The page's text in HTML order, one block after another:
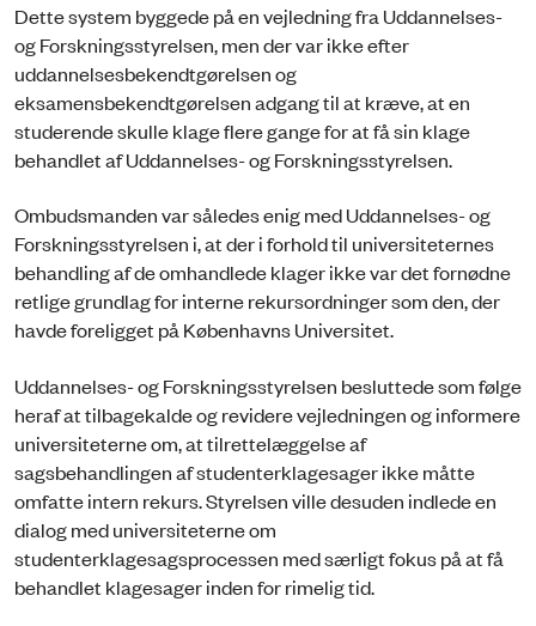
Dette system byggede på en vejledning fra Uddannelses-
og Forskningsstyrelsen, men der var ikke efter
uddannelsesbekendtgørelsen og
eksamensbekendtgørelsen adgang til at kræve, at en
studerende skulle klage flere gange for at få sin klage
behandlet af Uddannelses- og Forskningsstyrelsen.
Ombudsmanden var således enig med Uddannelses- og
Forskningsstyrelsen i, at der i forhold til universiteternes
behandling af de omhandlede klager ikke var det fornødne
retlige grundlag for interne rekursordninger som den, der
havde foreligget på Københavns Universitet.
Uddannelses- og Forskningsstyrelsen besluttede som følge
heraf at tilbagekalde og revidere vejledningen og informere
universiteterne om, at tilrettelæggelse af
sagsbehandlingen af studenterklagesager ikke måtte
omfatte intern rekurs. Styrelsen ville desuden indlede en
dialog med universiteterne om
studenterklagesagsprocessen med særligt fokus på at få
behandlet klagesager inden for rimelig tid.